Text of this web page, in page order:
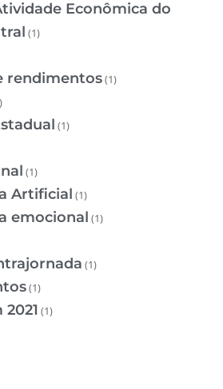
Econômica do
(1)
rendimentos(1)
(1)
(1)
Artificial (1)
emocional (1)
(1)
(1)
(1)